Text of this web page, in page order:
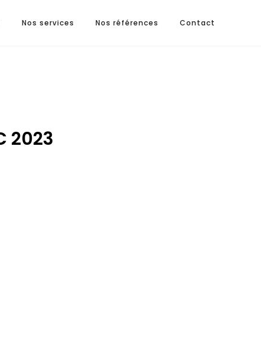
Nos services Nos références Contact
2023